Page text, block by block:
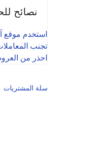
نصائح
استخدم موقع
تجنب
احذر من
سلة المشتريات